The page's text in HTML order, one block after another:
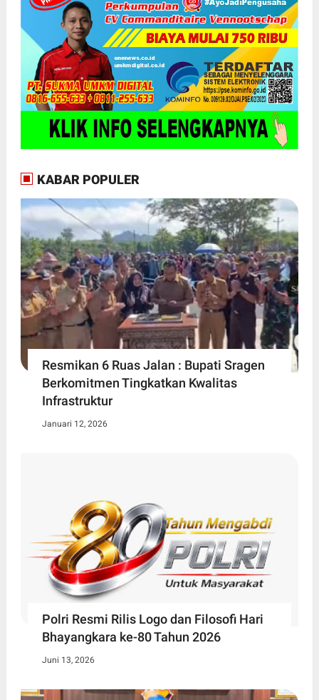
KABAR POPULER
Resmikan 6 Ruas Jalan : Bupati Sragen
Berkomitmen Tingkatkan Kwalitas
Infrastruktur
Januari 12, 2026
Polri Resmi Rilis Logo dan Filosofi Hari
Bhayangkara ke-80 Tahun 2026
Juni 13, 2026